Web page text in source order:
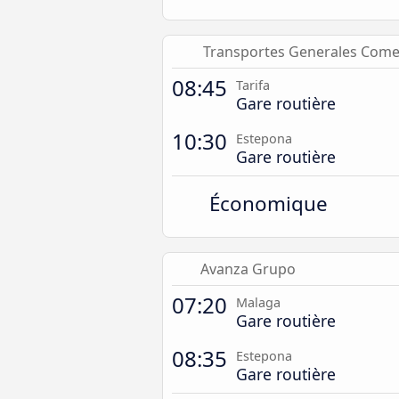
Transportes Generales
08:45 Tarifa
Gare routière
10:30 Estepona
Gare routière
Économique
Avanza Grupo
07:20 Malaga
Gare routière
08:35 Estepona
Gare routière